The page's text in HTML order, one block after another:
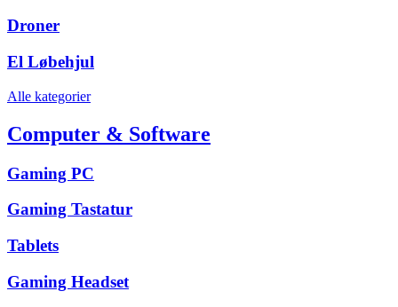
Droner
El Løbehjul
Alle kategorier
Computer & Software
Gaming PC
Gaming Tastatur
Tablets
Gaming Headset